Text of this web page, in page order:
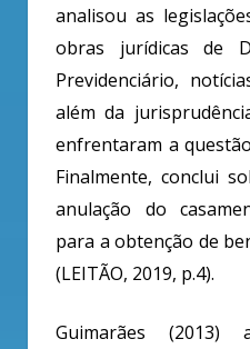
analisou as
obras jurídicas de
Previdenciário,
além da
enfrentaram a
Finalmente, conclui
anulação do
para a obtenção de
(LEITÃO, 2019, p.4).
Guimarães (2013)